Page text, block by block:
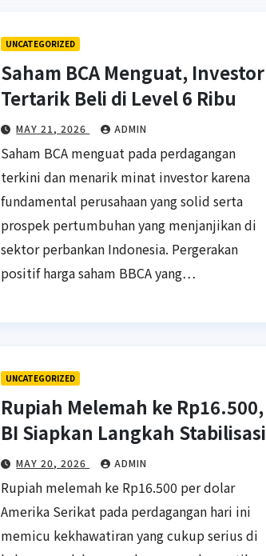
UNCATEGORIZED
Saham BCA Menguat, Investor
Tertarik Beli di Level 6 Ribu
MAY 21, 2026 ADMIN
Saham BCA menguat pada perdagangan
terkini dan menarik minat investor karena
fundamental perusahaan yang solid serta
prospek pertumbuhan yang menjanjikan di
sektor perbankan Indonesia. Pergerakan
positif harga saham BBCA yang…
UNCATEGORIZED
Rupiah Melemah ke Rp16.500,
BI Siapkan Langkah Stabilisasi
MAY 20, 2026 ADMIN
Rupiah melemah ke Rp16.500 per dolar
Amerika Serikat pada perdagangan hari ini
memicu kekhawatiran yang cukup serius di